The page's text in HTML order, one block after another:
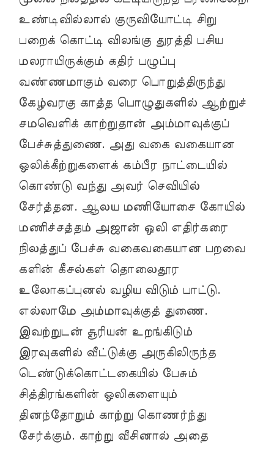
உண்டிவில்லால் குருவியோட்டி சிறு
பறைக் கொட்டி விலங்கு துரத்தி பசிய
மலராயிருக்கும் கதிர் பழுப்பு
வண்ணமாகும் வரை பொறுத்திருந்து
கேழ்வரகு காத்த பொழுதுகளில் ஆற்றுச்
சமவெளிக் காற்றுதான் அம்மாவுக்குப்
பேச்சுத்துணை. அது வகை வகையான
ஒலிக்கீற்றுகளைக் கம்பீர நாட்டையில்
கொண்டு வந்து அவர் செவியில்
சேர்த்தன. ஆலய மணியோசை கோயில்
மணிச்சத்தம் அஜான் ஒலி எதிர்கரை
நிலத்துப் பேச்சு வகைவகையான பறவை
களின் கீசல்கள் தொலைதூர
உலோகப்புனல் வழிய விடும் பாட்டு.
எல்லாமே அம்மாவுக்குத் துணை.
இவற்றுடன் சூரியன் உறங்கிடும்
இரவுகளில் வீட்டுக்கு அருகிலிருந்த
டெண்டுக்கொட்டகையில் பேசும்
சித்திரங்களின் ஒலிகளையும்
தினந்தோறும் காற்று கொணர்ந்து
சேர்க்கும். காற்று வீசினால் அதை